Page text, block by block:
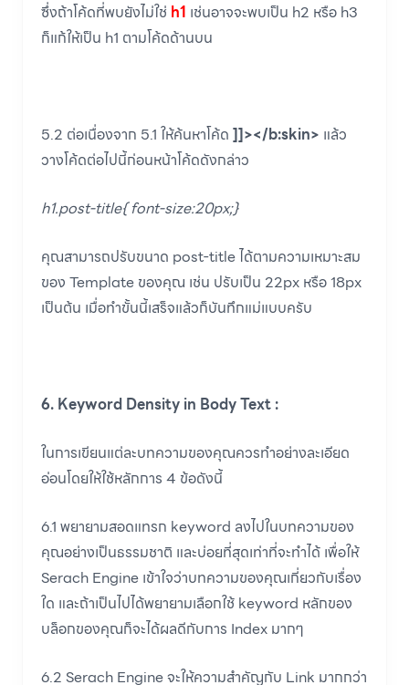
ซึ่งถ้าโค้ดที่พบยังไม่ใช่ h1 เช่นอาจจะพบเป็น h2 หรือ h3
ก็แก้ให้เป็น h1 ตามโค้ดด้านบน
5.2 ต่อเนื่องจาก 5.1 ให้ค้นหาโค้ด ]]></b:skin> แล้ว
วางโค้ดต่อไปนี้ก่อนหน้าโค้ดดังกล่าว
h1.post-title{ font-size:20px;}
คุณสามารถปรับขนาด post-title ได้ตามความเหมาะสม
ของ Template ของคุณ เช่น ปรับเป็น 22px หรือ 18px
เป็นต้น เมื่อทำขั้นนี้เสร็จแล้วก็บันทึกแม่แบบครับ
6. Keyword Density in Body Text :
ในการเขียนแต่ละบทความของคุณควรทำอย่างละเอียด
อ่อนโดยให้ใช้หลักการ 4 ข้อดังนี้
6.1 พยายามสอดแทรก keyword ลงไปในบทความของ
คุณอย่างเป็นธรรมชาติ และบ่อยที่สุดเท่าที่จะทำได้ เพื่อให้
Serach Engine เข้าใจว่าบทความของคุณเกี่ยวกับเรื่อง
ใด และถ้าเป็นไปได้พยายามเลือกใช้ keyword หลักของ
บล็อกของคุณก็จะได้ผลดีกับการ Index มากๆ
6.2 Serach Engine จะให้ความสำคัญกับ Link มากกว่า